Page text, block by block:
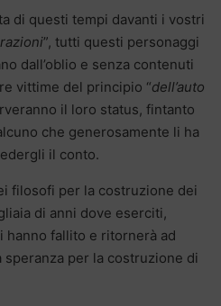
di questi tempi davanti i vostri
”, tutti questi personaggi
dall’oblio e senza contenuti
vittime del principio “dell’auto
il loro status, fintanto
che generosamente li ha
il conto.
filosofi per la costruzione dei
di anni dove eserciti,
fallito e ritornerà ad
per la costruzione di